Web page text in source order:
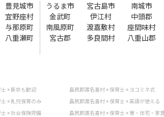
豊見城市 うるま市 宮古島市
南城市
宜野座村 金武町 伊江村
中頭郡
与那原町 南風原町 渡嘉敷村
座間味村
八重瀬町 宮古郡 多良間村 八重山郡
× 新卒も歓迎 島尻郡渡名喜村 × 保育士 × ヨコミネ式
× 乳児保育のみ 島尻郡渡名喜村 × 保育士 × 英語が使える
× 社会保険完備 島尻郡渡名喜村 × 保育士 × 寮・住宅・家